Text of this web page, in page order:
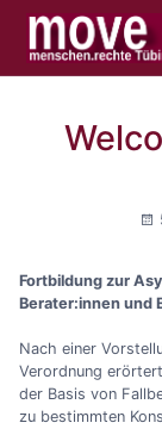
Fortbildung zur
Berater:innen und
Nach einer
Verordnung
der Basis von
zu bestimmten